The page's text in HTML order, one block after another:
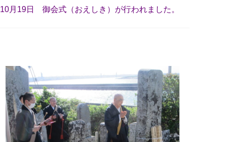
10月19日 御会式（おえしき）が行われました。